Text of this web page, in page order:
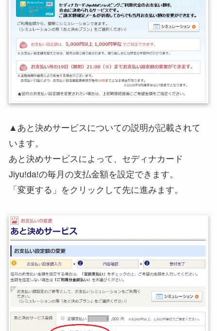
▲あと決めサービスについての説明が記載されて
います。
あと決めサービスによって、セディナカード
Jiyu!da!の毎月の支払金額を設定できます。
「変更する」をクリックして先に進みます。